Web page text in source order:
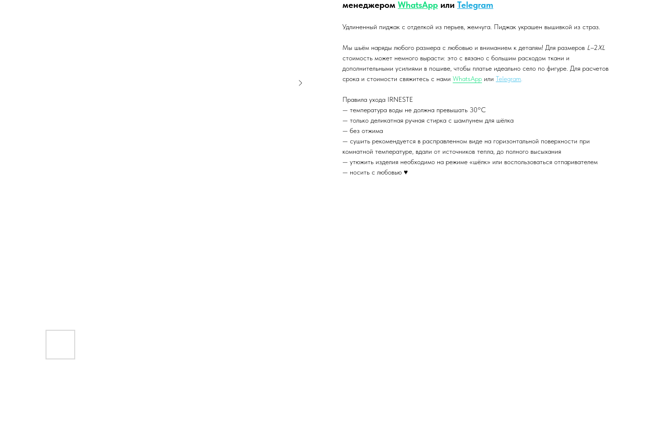
менеджером WhatsApp или Telegram
Удлиненный пиджак с отделкой из перьев, жемчуга. Пиджак украшен вышивкой из страз.
Мы шьём наряды любого размера с любовью и вниманием к деталям! Для размеров L–2XL
стоимость может немного вырасти: это с вязано с большим расходом ткани и
дополнительными усилиями в пошиве, чтобы платье идеально село по фигуре. Для расчетов
срока и стоимости свяжитесь с нами WhatsApp или Telegram
Правила ухода IRNESTE
— температура воды не должна превышать 30°C
— только деликатная ручная стирка с шампунем для шёлка
— без отжима
— сушить рекомендуется в расправленном виде на горизонтальной поверхности при
комнатной температуре, вдали от источников тепла, до полного высыхания
— утюжить изделия необходимо на режиме «шёлк» или воспользоваться отпаривателем
— носить с любовью ♥️